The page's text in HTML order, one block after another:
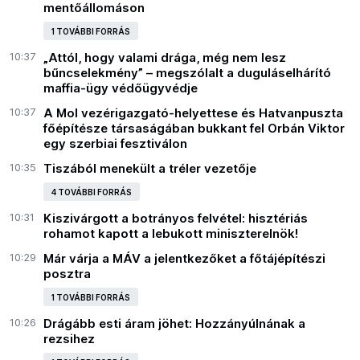
mentőállomáson
1 TOVÁBBI FORRÁS
10:37
„Attól, hogy valami drága, még nem lesz
bűncselekmény” – megszólalt a duguláselhárító
maffia-ügy védőügyvédje
10:37
A Mol vezérigazgató-helyettese és Hatvanpuszta
főépítésze társaságában bukkant fel Orbán Viktor
egy szerbiai fesztiválon
10:35 Tiszából menekült a tréler vezetője
4 TOVÁBBI FORRÁS
10:31
Kiszivárgott a botrányos felvétel: hisztériás
rohamot kapott a lebukott miniszterelnök!
10:29
Már várja a MÁV a jelentkezőket a főtájépítészi
posztra
1 TOVÁBBI FORRÁS
10:26
Drágább esti áram jöhet: Hozzányúlnának a
rezsihez